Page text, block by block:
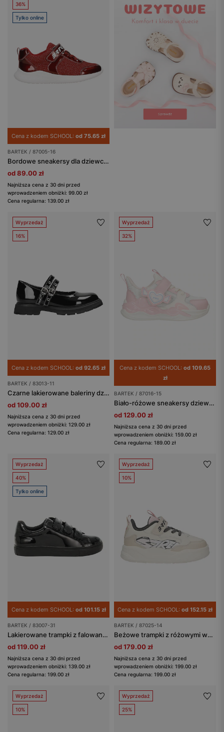
36%
Tylko online
Cena z kodem SCHOOL: od 75.65 zł
BARTEK / 87005-16
Bordowe sneakersy dla dziewczynki z lakierowanymi elementami BARTEK 87005-16
od 89.00 zł
Najniższa cena z 30 dni przed
wprowadzeniem obniżki: 99.00 zł
Cena regularna: 139.00 zł
Wyprzedaż
16%
Cena z kodem SCHOOL: od 92.65 zł
BARTEK / 83013-11
Czarne lakierowane baleriny dziewczęce z paskami na podbiciu BARTEK 83013-11
od 109.00 zł
Najniższa cena z 30 dni przed
wprowadzeniem obniżki: 129.00 zł
Cena regularna: 129.00 zł
Wyprzedaż
32%
Cena z kodem SCHOOL: od 109.65
zł
BARTEK / 87016-15
Biało-różowe sneakersy dziewczęce BARTEK 87016-15
od 129.00 zł
Najniższa cena z 30 dni przed
wprowadzeniem obniżki: 159.00 zł
Cena regularna: 189.00 zł
Wyprzedaż
40%
Tylko online
Cena z kodem SCHOOL: od 101.15 zł
BARTEK / 83007-31
Lakierowane trampki z falowanym wykończeniem na zapięciach BARTEK 83007-31
od 119.00 zł
Najniższa cena z 30 dni przed
wprowadzeniem obniżki: 139.00 zł
Cena regularna: 199.00 zł
Wyprzedaż
10%
Cena z kodem SCHOOL: od 152.15 zł
BARTEK / 87025-14
Beżowe trampki z różowymi wstawkami BARTEK 87025-14
od 179.00 zł
Najniższa cena z 30 dni przed
wprowadzeniem obniżki: 199.00 zł
Cena regularna: 199.00 zł
Wyprzedaż
10%
Wyprzedaż
25%